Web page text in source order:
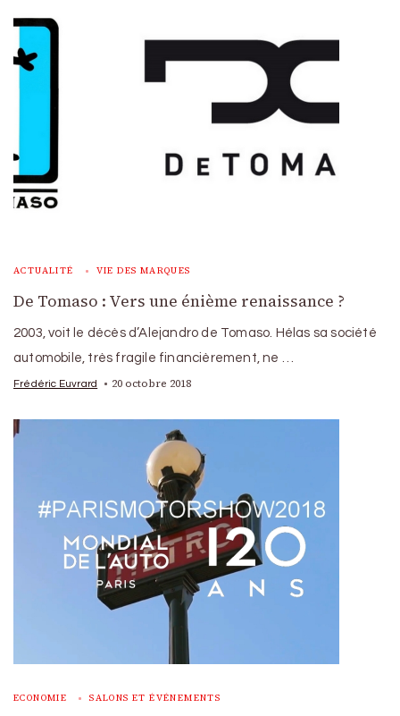
ACTUALITÉ VIE DES MARQUES
De Tomaso : Vers une énième renaissance ?
2003, voit le décès d’Alejandro de Tomaso. Hélas sa société
automobile, très fragile financièrement, ne …
Frédéric Euvrard 20 octobre 2018
ECONOMIE SALONS ET ÉVÉNEMENTS